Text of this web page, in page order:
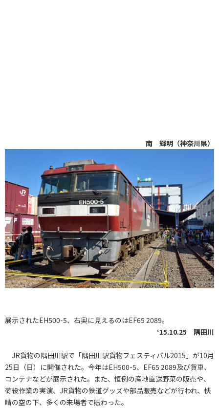
南 輝明（神奈川県）
展示されたEH500-5、右奥に見えるのはEF65 2089。
‘15.10.25 隅田川
JR貨物の隅田川駅で「隅田川駅貨物フェスティバル2015」が10月
25日（日）に開催された。今年はEH500-5、EF65 2089及び貨車、
コンテナなどが展示された。また、恒例の産地直送野菜の販売や、
荷役作業の実演、JR貨物の鉄道グッズや部品販売などが行われ、快
晴の空の下、多くの来場者で賑わった。